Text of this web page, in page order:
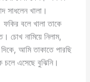
সাধলেন খালা।
বলে খালা তাকে
চোখ নামিয়ে নিলাম,
আমি তাকাতে পারছি
চলে এসেছে বুঝিনি।